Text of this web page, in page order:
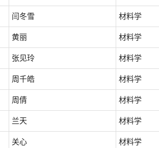
闫冬雪 材料学
黄丽 材料学
张见玲 材料学
周千皓 材料学
周倩 材料学
兰天 材料学
关心 材料学